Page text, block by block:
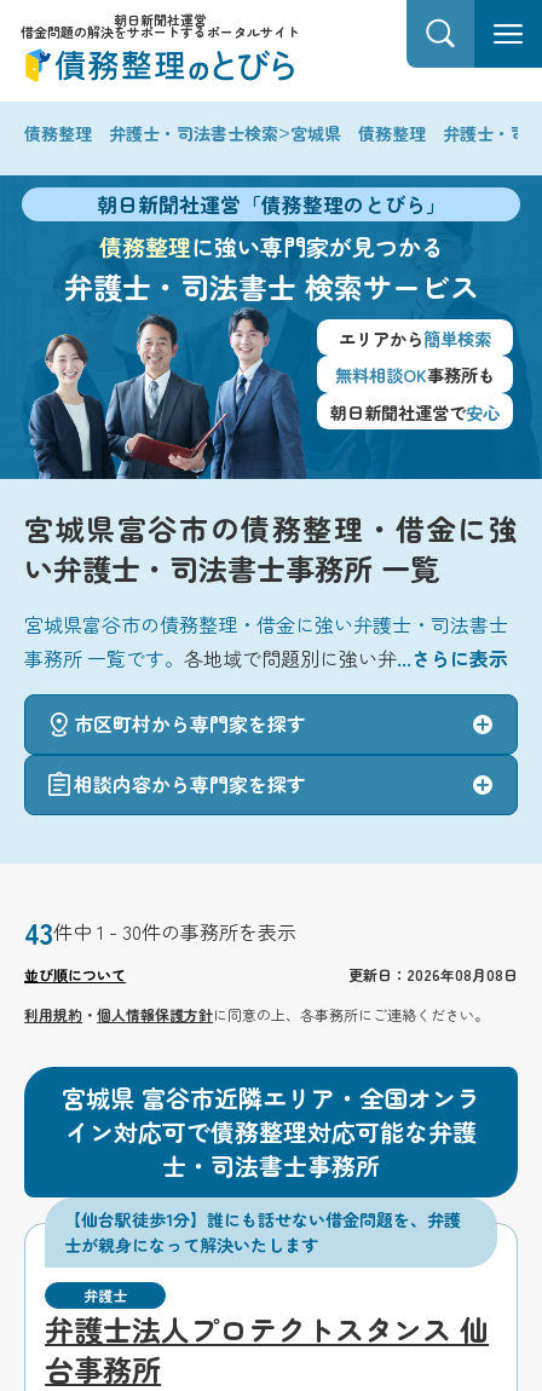
朝日新聞社運営
借金問題の解決をサポートするポータルサイト
債務整理 弁護士・司法書士検索>宮城県 債務整理 弁護士・司
朝日新聞社運営「債務整理のとびら」
債務整理に強い専門家が見つかる
弁護士・司法書士 検索サービス
エリアから簡単検索
無料相談OK事務所も
朝日新聞社運営で安心
宮城県富谷市の債務整理・借金に強
い弁護士・司法書士事務所 一覧
宮城県富谷市の債務整理・借金に強い弁護士・司法書士
事務所 一覧です。各地域で問題別に強い弁...さらに表示
市区町村から専門家を探す
相談内容から専門家を探す
43件中 1 - 30件の事務所を表示
並び順について
更新日：2026年08月08日
利用規約 ・個人情報保護方針に同意の上、各事務所にご連絡ください。
宮城県 富谷市近隣エリア・全国オンラ
イン対応可で債務整理対応可能な弁護
士・司法書士事務所
【仙台駅徒歩1分】誰にも話せない借金問題を、弁護
士が親身になって解決いたします
弁護士
弁護士法人プロテクトスタンス 仙
台事務所